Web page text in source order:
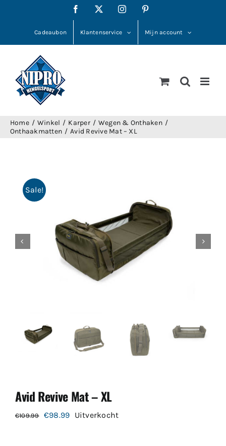
Facebook Instagram
Cadeaubon Klantenservice Mijn account
Home Winkel Karper
Wegen & Onthaken
Onthaakmatten
Avid Revive Mat – XL
Sale!
Avid Revive Mat – XL
€109.99
Oorspronkelijke
€98.99Huidige
Uitverkocht